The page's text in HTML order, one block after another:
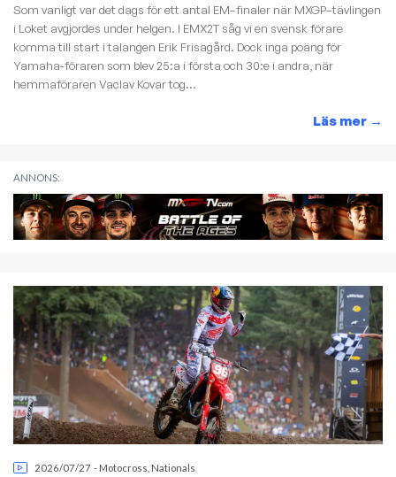
Som vanligt var det dags för ett antal EM–finaler när MXGP–tävlingen
i Loket avgjordes under helgen. I EMX2T såg vi en svensk förare
komma till start i talangen Erik Frisagård. Dock inga poäng för
Yamaha-föraren som blev 25:a i första och 30:e i andra, när
hemmaföraren Vaclav Kovar tog...
Läs mer →
ANNONS:
2026/07/27 - Motocross Nationals